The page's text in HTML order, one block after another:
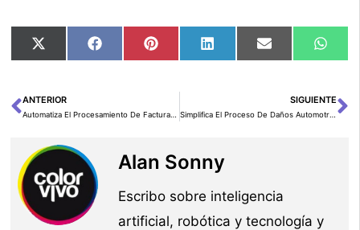
Compartir
en
X
Compartir
en
FacebookCompartir
en
PinterestCompartir
en
LinkedInCompartir
en
Email
en
Ant
ANTERIOR SIGUIENTE
Alan Sonny
Escribo sobre inteligencia
artificial, robótica y tecnología y